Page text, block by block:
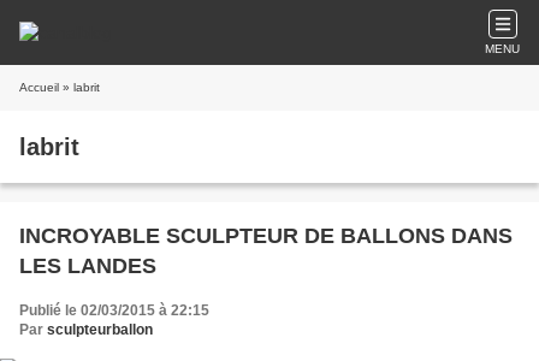
MENU
Accueil » labrit
labrit
INCROYABLE SCULPTEUR DE BALLONS DANS
LES LANDES
Publié le 02/03/2015 à 22:15
Par sculpteurballon